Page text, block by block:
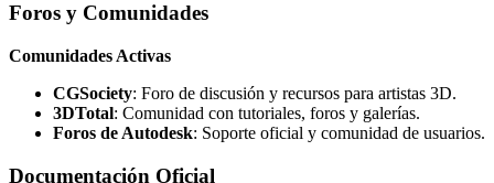
Foros y Comunidades
Comunidades Activas
CGSociety: Foro de discusión y recursos para artistas 3D.
3DTotal: Comunidad con tutoriales, foros y galerías.
Foros de Autodesk: Soporte oficial y comunidad de usuarios.
Documentación Oficial